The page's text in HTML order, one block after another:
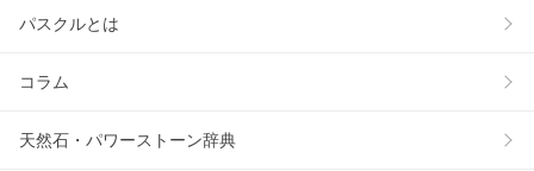
パスクルとは
コラム
天然石・パワーストーン辞典